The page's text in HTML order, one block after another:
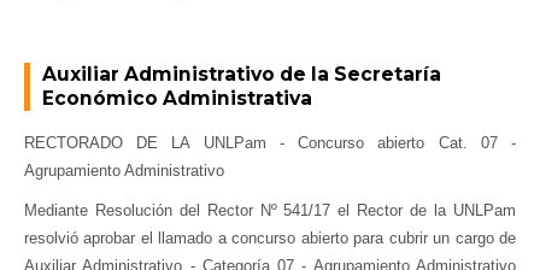
Auxiliar Administrativo de la Secretaría
Económico Administrativa
RECTORADO DE LA UNLPam - Concurso abierto Cat. 07 -
Agrupamiento Administrativo
Mediante Resolución del Rector Nº 541/17 el Rector de la UNLPam
resolvió aprobar el llamado a concurso abierto para cubrir un cargo de
Auxiliar Administrativo - Categoría 07 - Agrupamiento Administrativo